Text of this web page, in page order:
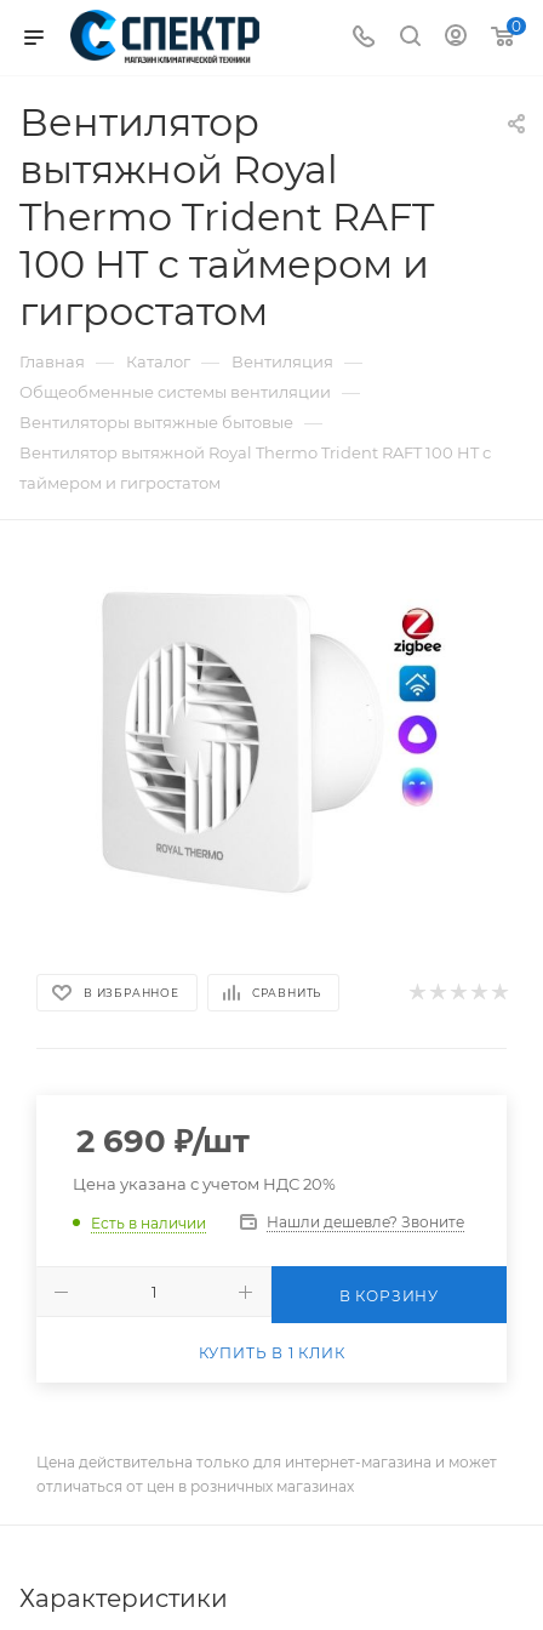
0
Вентилятор
вытяжной Royal
Thermo Trident RAFT
100 HT с таймером и
гигростатом
Главная — Каталог — Вентиляция —
Общеобменные системы вентиляции —
Вентиляторы вытяжные бытовые —
Вентилятор вытяжной Royal Thermo Trident RAFT 100 HT с
таймером и гигростатом
В ИЗБРАННОЕ СРАВНИТЬ
2 690 ₽/шт
Цена указана с учетом НДС 20%
Есть в наличии Нашли дешевле? Звоните
В КОРЗИНУ
КУПИТЬ В 1 КЛИК
Цена действительна только для интернет-магазина и может
отличаться от цен в розничных магазинах
Характеристики